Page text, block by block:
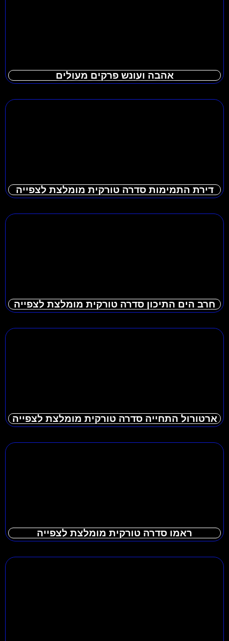
אהבה ועונש פרקים מעולים
דירת התמימות סדרה טורקית מומלצת לצפייה
חרב הים התיכון סדרה טורקית מומלצת לצפייה
ארטורול התחייה סדרה טורקית מומלצת לצפייה
ראמו סדרה טורקית מומלצת לצפייה